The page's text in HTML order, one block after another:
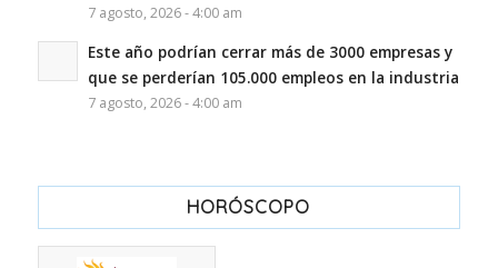
7 agosto, 2026 - 4:00 am
Este año podrían cerrar más de 3000 empresas y
que se perderían 105.000 empleos en la industria
7 agosto, 2026 - 4:00 am
HORÓSCOPO